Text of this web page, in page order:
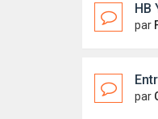
HB
par
par